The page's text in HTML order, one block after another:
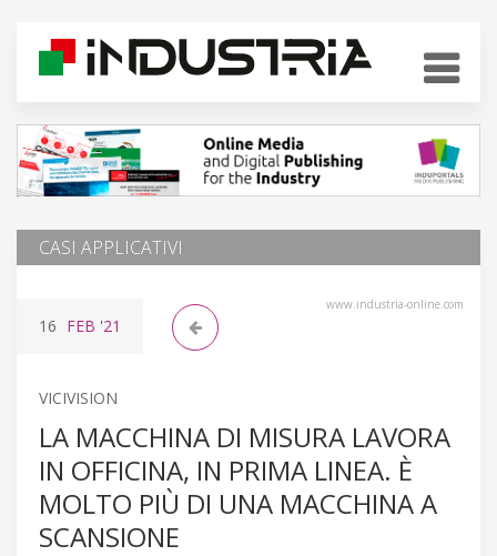
CASI APPLICATIVI
www.industria-online.com
16 FEB '21
VICIVISION
LA MACCHINA DI MISURA LAVORA
IN OFFICINA, IN PRIMA LINEA. È
MOLTO PIÙ DI UNA MACCHINA A
SCANSIONE